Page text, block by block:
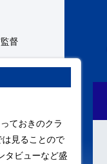
督
ておきのクラ
見ることので
タビューなど盛